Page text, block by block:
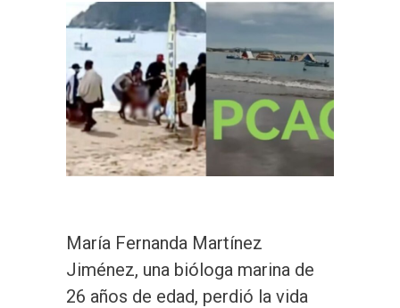
María Fernanda Martínez
Jiménez, una bióloga marina de
26 años de edad, perdió la vida